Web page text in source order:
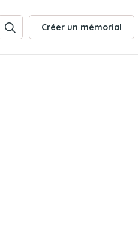
Créer un mémorial